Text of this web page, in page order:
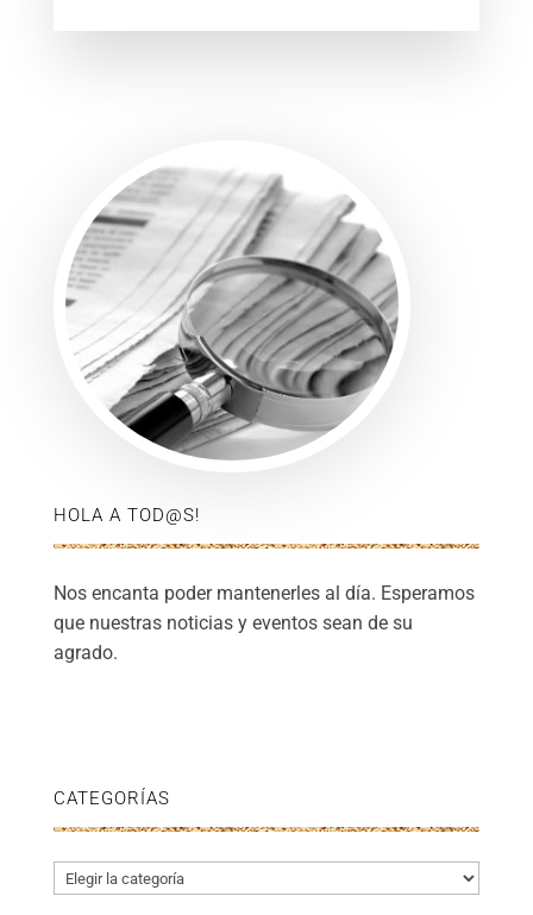
HOLA A TOD@S!
Nos encanta poder mantenerles al día. Esperamos
que nuestras noticias y eventos sean de su
agrado.
CATEGORÍAS
Categorías